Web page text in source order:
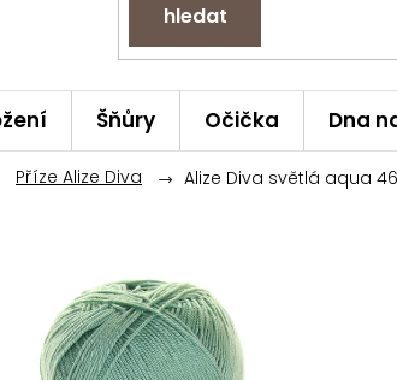
hledat
Šňůry Očička Dna
Značky
Příze Alize Diva Alize Diva světlá aqua